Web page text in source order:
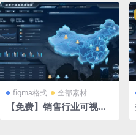
figma格式 全部素材
【免费】销售行业可视化